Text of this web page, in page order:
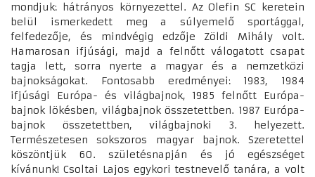
mondjuk: hátrányos környezettel. Az Olefin SC keretein
belül ismerkedett meg a súlyemelő sportággal,
felfedezője, és mindvégig edzője Zöldi Mihály volt.
Hamarosan ifjúsági, majd a felnőtt válogatott csapat
tagja lett, sorra nyerte a magyar és a nemzetközi
bajnokságokat. Fontosabb eredményei: 1983, 1984
ifjúsági Európa- és világbajnok, 1985 felnőtt Európa-
bajnok lökésben, világbajnok összetettben. 1987 Európa-
bajnok összetettben, világbajnoki 3. helyezett.
Természetesen sokszoros magyar bajnok. Szeretettel
köszöntjük 60. születésnapján és jó egészséget
kívánunk! Csoltai Lajos egykori testnevelő tanára, a volt